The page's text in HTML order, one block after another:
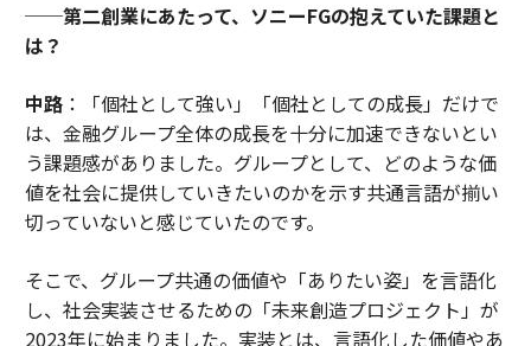
──第二創業にあたって、ソニーFGの抱えていた課題と
は？
中路：「個社として強い」「個社としての成長」だけで
は、金融グループ全体の成長を十分に加速できないとい
う課題感がありました。グループとして、どのような価
値を社会に提供していきたいのかを示す共通言語が揃い
切っていないと感じていたのです。
そこで、グループ共通の価値や「ありたい姿」を言語化
し、社会実装させるための「未来創造プロジェクト」が
2023年に始まりました。実装とは、言語化した価値やあ